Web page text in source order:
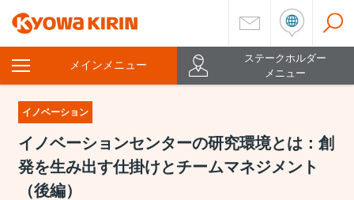
メインメニュー
を
開
く
ステークホルダー
メニュー
イノベーション
イノベーションセンターの研究環境とは：創
発を生み出す仕掛けとチームマネジメント
（後編）